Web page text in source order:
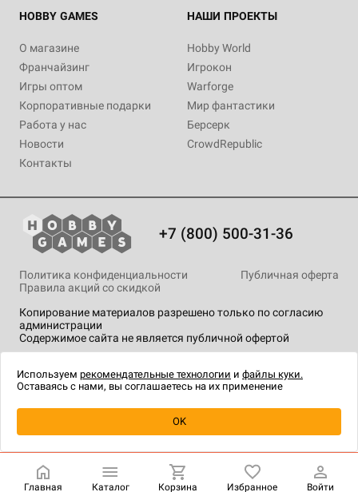
Уведомить о наличии
HOBBY GAMES
О магазине
Франчайзинг
Игры оптом
Корпоративные подарки
Работа у нас
Новости
Контакты
НАШИ ПРОЕКТЫ
Hobby World
Игрокон
Warforge
Мир фантастики
Берсерк
CrowdRepublic
+7 (800) 500-31-36
Копирование материалов разрешено только по согласию
администрации
Содержимое сайта не является публичной офертой
Политика конфиденциальности
Публичная оферта
Правила акций со скидкой
технологии.
Главная Каталог Корзина Избранное Войти
Используем рекомендательные технологии и файлы куки.
Оставаясь с нами, вы соглашаетесь на их применение
OK